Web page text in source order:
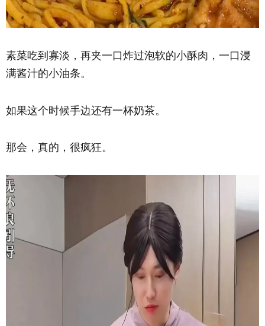
素菜吃到寡淡，再夹一口炸过泡软的小酥肉，一口浸
满酱汁的小油条。
如果这个时候手边还有一杯奶茶。
那会，真的，很疯狂。